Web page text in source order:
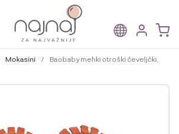
Mokasini /
Baobaby mehki otroški čeveljčki,